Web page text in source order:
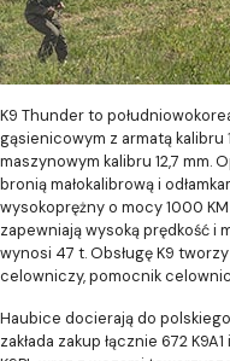
K9 Thunder to
gąsienicowym z armatą kalibru
maszynowym kalibru 12,7 mm.
bronią małokalibrową i
wysokoprężny o mocy 1000
zapewniają wysoką prędkość i
wynosi 47 t. Obsługę K9
celowniczy, pomocnik
Haubice docierają do
zakłada zakup łącznie 672